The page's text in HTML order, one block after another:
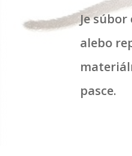
Je
alebo
pasce.